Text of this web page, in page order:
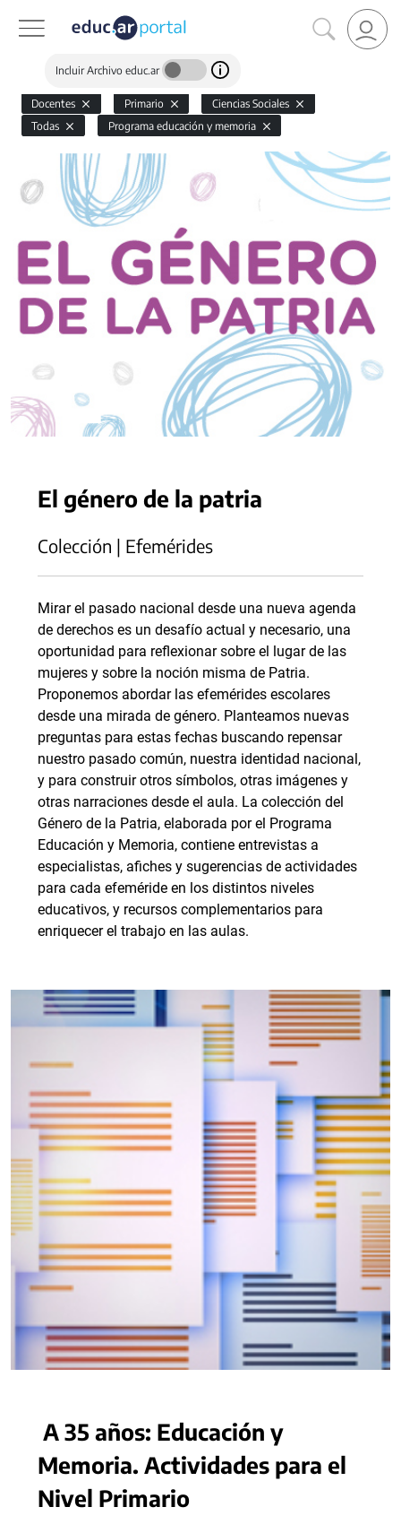
Incluir Archivo educ.ar
Docentes Primario
Ciencias Sociales
Todas
Programa educación y memoria
El género de la patria
Colección | Efemérides
Mirar el pasado nacional desde una nueva agenda
de derechos es un desafío actual y necesario, una
oportunidad para reflexionar sobre el lugar de las
mujeres y sobre la noción misma de Patria.
Proponemos abordar las efemérides escolares
desde una mirada de género. Planteamos nuevas
preguntas para estas fechas buscando repensar
nuestro pasado común, nuestra identidad nacional,
y para construir otros símbolos, otras imágenes y
otras narraciones desde el aula. La colección del
Género de la Patria, elaborada por el Programa
Educación y Memoria, contiene entrevistas a
especialistas, afiches y sugerencias de actividades
para cada efeméride en los distintos niveles
educativos, y recursos complementarios para
enriquecer el trabajo en las aulas.
A 35 años: Educación y
Memoria. Actividades para el
Nivel Primario